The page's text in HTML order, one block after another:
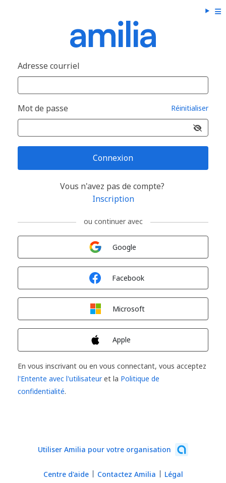
Adresse courriel
Mot de passe Réinitialiser
Connexion
Vous n'avez pas de compte?
Inscription
ou continuer avec
Google
Facebook
Microsoft
Apple
En vous inscrivant ou en vous connectant, vous acceptez
l'Entente avec l'utilisateuret la Politique de
confidentialité.
Utiliser Amilia pour votre organisation
Centre d'aide Contactez Amilia Légal